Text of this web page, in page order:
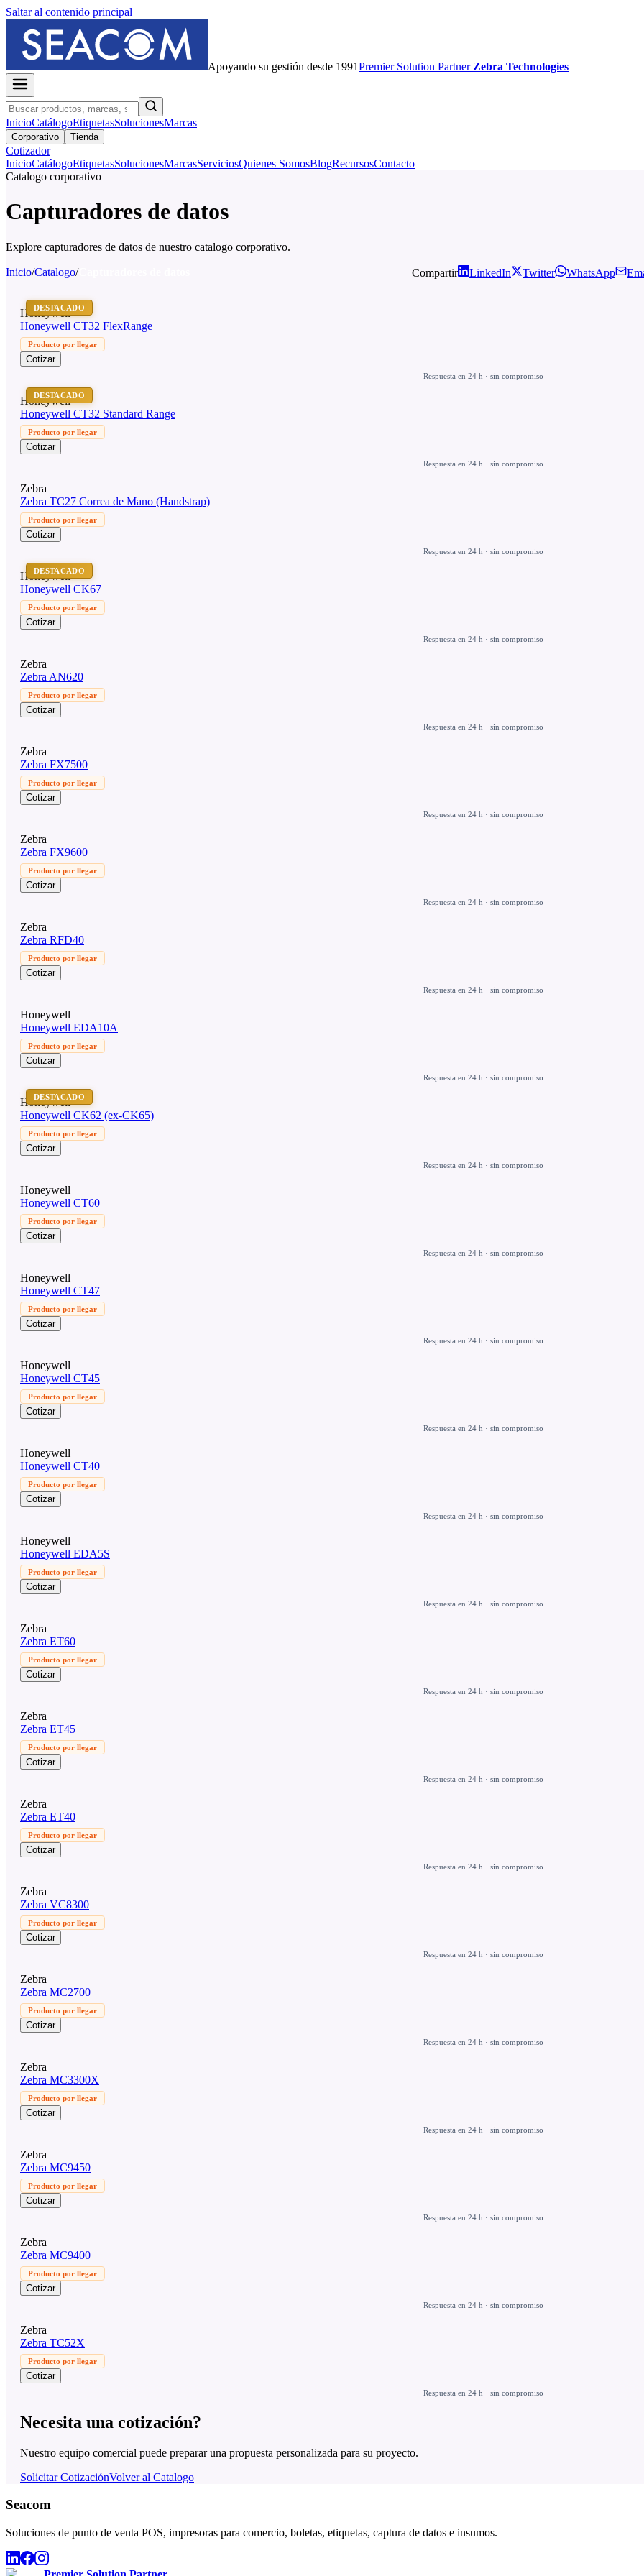
Saltar al contenido principal
Apoyando su gestión desde 1991PremierSolution Partner Zebra Technologies
InicioCatálogoEtiquetasSolucionesMarcas
Corporativo Tienda
Cotizador
InicioCatálogoEtiquetasSolucionesMarcasServiciosQuienes SomosBlogRecursosContacto
Catalogo corporativo
Capturadores de datos
Explore capturadores de datos de nuestro catalogo corporativo.
Inicio/Catalogo/Capturadores de datos Compartir LinkedIn Twitter WhatsApp
DESTACADO
Honeywell
Honeywell CT32 FlexRange
Producto por llegar
Cotizar
Respuesta en 24 h · sin compromiso
DESTACADO
Honeywell
Honeywell CT32 Standard Range
Producto por llegar
Cotizar
Respuesta en 24 h · sin compromiso
Zebra
Zebra TC27 Correa de Mano (Handstrap)
Producto por llegar
Cotizar
Respuesta en 24 h · sin compromiso
DESTACADO
Honeywell
Honeywell CK67
Producto por llegar
Cotizar
Respuesta en 24 h · sin compromiso
Zebra
Zebra AN620
Producto por llegar
Cotizar
Respuesta en 24 h · sin compromiso
Zebra
Zebra FX7500
Producto por llegar
Cotizar
Respuesta en 24 h · sin compromiso
Zebra
Zebra FX9600
Producto por llegar
Cotizar
Respuesta en 24 h · sin compromiso
Zebra
Zebra RFD40
Producto por llegar
Cotizar
Respuesta en 24 h · sin compromiso
Honeywell
Honeywell EDA10A
Producto por llegar
Cotizar
Respuesta en 24 h · sin compromiso
DESTACADO
Honeywell
Honeywell CK62 (ex-CK65)
Producto por llegar
Cotizar
Respuesta en 24 h · sin compromiso
Honeywell
Honeywell CT60
Producto por llegar
Cotizar
Respuesta en 24 h · sin compromiso
Honeywell
Honeywell CT47
Producto por llegar
Cotizar
Respuesta en 24 h · sin compromiso
Honeywell
Honeywell CT45
Producto por llegar
Cotizar
Respuesta en 24 h · sin compromiso
Honeywell
Honeywell CT40
Producto por llegar
Cotizar
Respuesta en 24 h · sin compromiso
Honeywell
Honeywell EDA5S
Producto por llegar
Cotizar
Respuesta en 24 h · sin compromiso
Zebra
Zebra ET60
Producto por llegar
Cotizar
Respuesta en 24 h · sin compromiso
Zebra
Zebra ET45
Producto por llegar
Cotizar
Respuesta en 24 h · sin compromiso
Zebra
Zebra ET40
Producto por llegar
Cotizar
Respuesta en 24 h · sin compromiso
Zebra
Zebra VC8300
Producto por llegar
Cotizar
Respuesta en 24 h · sin compromiso
Zebra
Zebra MC2700
Producto por llegar
Cotizar
Respuesta en 24 h · sin compromiso
Zebra
Zebra MC3300X
Producto por llegar
Cotizar
Respuesta en 24 h · sin compromiso
Zebra
Zebra MC9450
Producto por llegar
Cotizar
Respuesta en 24 h · sin compromiso
Zebra
Zebra MC9400
Producto por llegar
Cotizar
Respuesta en 24 h · sin compromiso
Zebra
Zebra TC52X
Producto por llegar
Cotizar
Respuesta en 24 h · sin compromiso
Necesita una cotización?
Nuestro equipo comercial puede preparar una propuesta personalizada para su proyecto.
Solicitar CotizaciónVolver al Catalogo
Seacom
Soluciones de punto de venta POS, impresoras para comercio, boletas, etiquetas, captura de datos e insumos.